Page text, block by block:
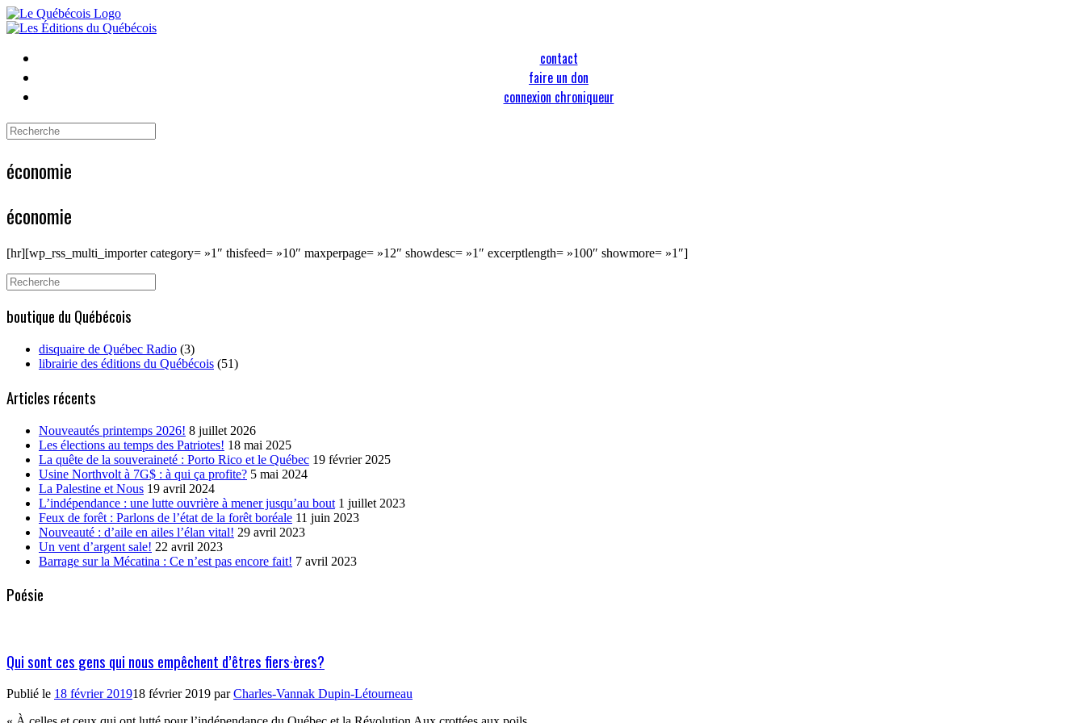
Skip
to
contact
faire un don
connexion chroniqueur
Search
économie
économie
[hr][wp_rss_multi_importer category= »1″ thisfeed= »10″ maxperpage= »12″ showdesc= »1″ excerptlength= »100″ showmore= »1″]
Search
for:
boutique du Québécois
disquaire de Québec Radio (3)
librairie des éditions du Québécois (51)
Articles récents
Nouveautés printemps 2026! 8 juillet 2026
Les élections au temps des Patriotes! 18 mai 2025
La quête de la souveraineté : Porto Rico et le Québec 19 février 2025
Usine Northvolt à 7G$ : à qui ça profite? 5 mai 2024
La Palestine et Nous 19 avril 2024
L’indépendance : une lutte ouvrière à mener jusqu’au bout 1 juillet 2023
Feux de forêt : Parlons de l’état de la forêt boréale 11 juin 2023
Nouveauté : d’aile en ailes l’élan vital! 29 avril 2023
Un vent d’argent sale! 22 avril 2023
Barrage sur la Mécatina : Ce n’est pas encore fait! 7 avril 2023
Poésie
Qui sont ces gens qui nous empêchent d’êtres fiers·ères?
Publié le 18 février 201918 février 2019 parCharles-Vannak Dupin-Létourneau